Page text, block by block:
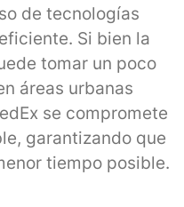
de tecnologías
Si bien la
tomar un poco
áreas urbanas
se compromete
garantizando que
tiempo posible.